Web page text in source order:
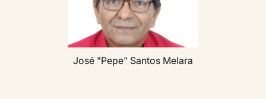
José "Pepe" Santos Melara